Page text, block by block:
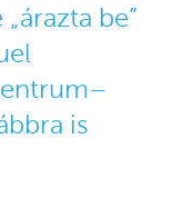
be”
is